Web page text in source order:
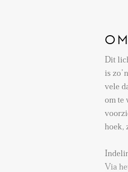
Dit
is
vele
om te
hoek,
Via